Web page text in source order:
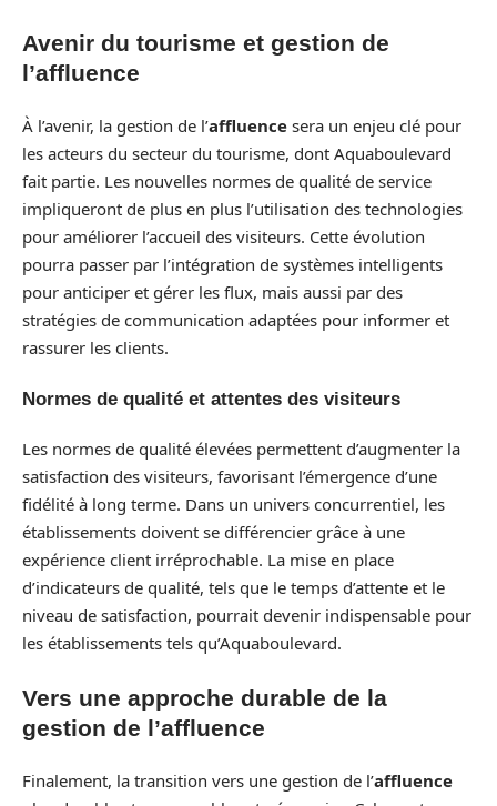
Avenir du tourisme et gestion de
l’affluence
À l’avenir, la gestion de l’affluence sera un enjeu clé pour
les acteurs du secteur du tourisme, dont Aquaboulevard
fait partie. Les nouvelles normes de qualité de service
impliqueront de plus en plus l’utilisation des technologies
pour améliorer l’accueil des visiteurs. Cette évolution
pourra passer par l’intégration de systèmes intelligents
pour anticiper et gérer les flux, mais aussi par des
stratégies de communication adaptées pour informer et
rassurer les clients.
Normes de qualité et attentes des visiteurs
Les normes de qualité élevées permettent d’augmenter la
satisfaction des visiteurs, favorisant l’émergence d’une
fidélité à long terme. Dans un univers concurrentiel, les
établissements doivent se différencier grâce à une
expérience client irréprochable. La mise en place
d’indicateurs de qualité, tels que le temps d’attente et le
niveau de satisfaction, pourrait devenir indispensable pour
les établissements tels qu’Aquaboulevard.
Vers une approche durable de la
gestion de l’affluence
Finalement, la transition vers une gestion de l’affluence